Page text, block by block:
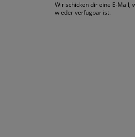
Wir schicken dir eine E-Mail,
wieder verfügbar ist.